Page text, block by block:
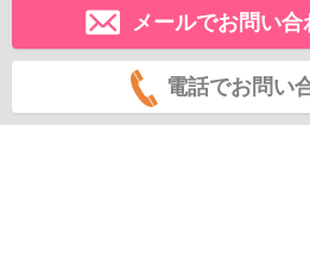
メールでお問い合
電話でお問い